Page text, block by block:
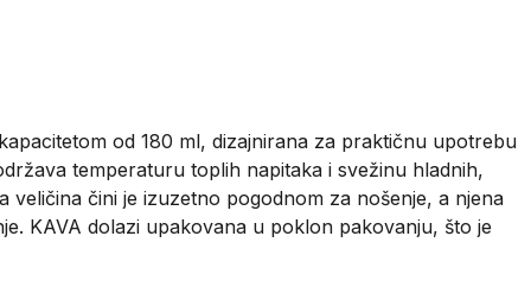
od 180 ml, dizajnirana za praktičnu upotrebu
temperaturu toplih napitaka i svežinu hladnih,
čini je izuzetno pogodnom za nošenje, a njena
KAVA dolazi upakovana u poklon pakovanju, što je